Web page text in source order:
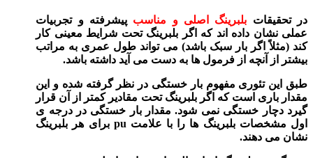
در تحقیقات بلبرینگ اصلی و مناسب پیشرفته و تجربیات
عملی نشان داده‌ اند که اگر بلبرینگ تحت شرایط معینی کار
کند (مثلاً اگر بار سبک باشد) می‌ تواند طول عمری به مراتب
بیشتر از آنچه از فرمول‌ ها به دست می‌ آید داشته باشد.
طبق این تئوری مفهوم بار خستگی در نظر گرفته‌ شده و این
مقدار باری است که اگر بلبرینگ تحت مقادیر کمتر از آن قرار
گیرد دچار خستگی نمی‌ شود. مقدار بار خستگی در درجه ی
اول مشخصات بلبرینگ ها را با علامت pu برای هر بلبرینگ
نشان می‌ دهند.